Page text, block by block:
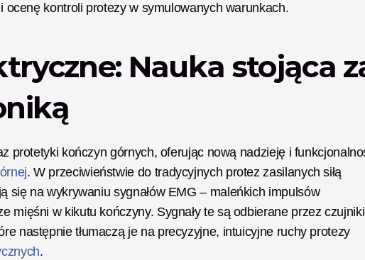
kontroli protezy w symulowanych warunkach.
Nauka stojąca
protetyki kończyn górnych, oferując nową nadzieję i
. W przeciwieństwie do tradycyjnych protez zasilanych siłą
się na wykrywaniu sygnałów EMG – maleńkich impulsów
mięśni w kikutu kończyny. Sygnały te są odbierane przez czujniki
następnie tłumaczą je na precyzyjne, intuicyjne ruchy protezy
.